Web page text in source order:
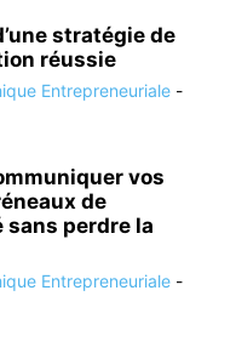
stratégie de
réussie
Entrepreneuriale -
vos
de
perdre la
Entrepreneuriale -